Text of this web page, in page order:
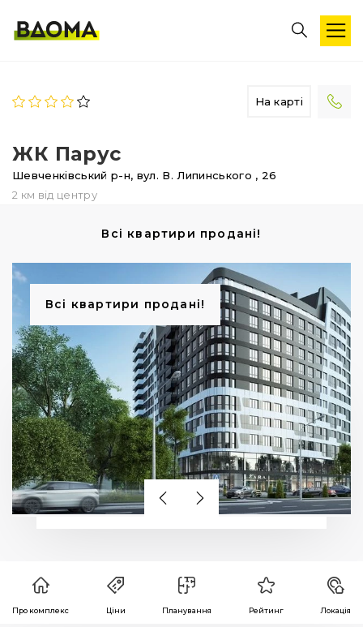
На карті
ЖК Парус
Шевченківський р-н, вул. В. Липинського , 26
2 км від центру
Всі квартири продані!
Всі квартири продані!
Про комплекс Ціни Планування Рейтинг Локація